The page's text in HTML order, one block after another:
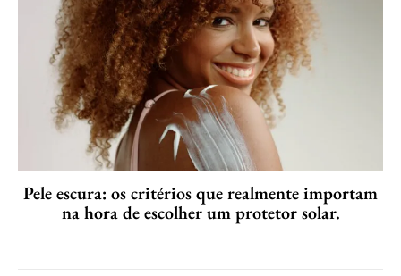
Pele escura: os critérios que realmente importam
na hora de escolher um protetor solar.